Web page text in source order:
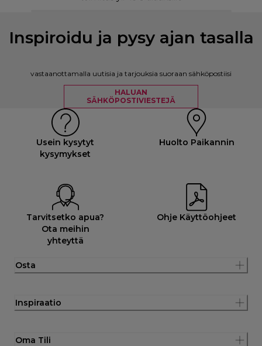
Inspiroidu ja pysy ajan tasalla
vastaanottamalla uutisia ja tarjouksia suoraan sähköpostiisi
HALUAN
SÄHKÖPOSTIVIESTEJÄ
Usein kysytyt
kysymykset
Huolto Paikannin
Tarvitsetko apua?
Ota meihin
yhteyttä
Ohje Käyttöohjeet
Osta
Inspiraatio
Oma Tili